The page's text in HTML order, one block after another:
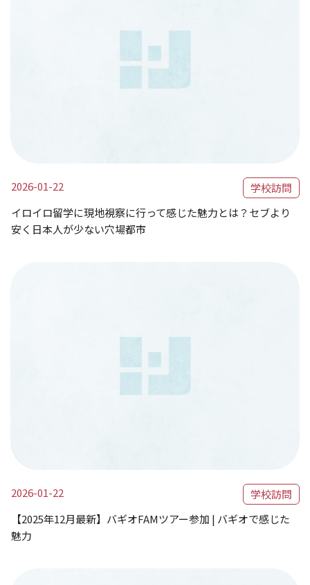
2026-01-22
学校訪問
イロイロ留学に現地視察に行って感じた魅力とは？セブより
安く日本人が少ない穴場都市
2026-01-22
学校訪問
【2025年12月最新】バギオFAMツアー参加 | バギオで感じた
魅力